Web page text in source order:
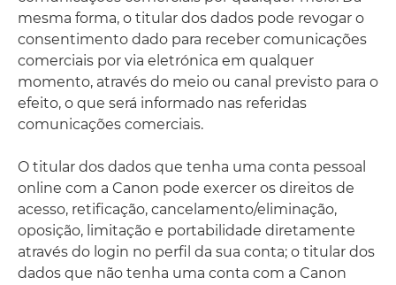
mesma forma, o titular dos dados pode revogar o
consentimento dado para receber comunicações
comerciais por via eletrónica em qualquer
momento, através do meio ou canal previsto para o
efeito, o que será informado nas referidas
comunicações comerciais.
O titular dos dados que tenha uma conta pessoal
online com a Canon pode exercer os direitos de
acesso, retificação, cancelamento/eliminação,
oposição, limitação e portabilidade diretamente
através do login no perfil da sua conta; o titular dos
dados que não tenha uma conta com a Canon